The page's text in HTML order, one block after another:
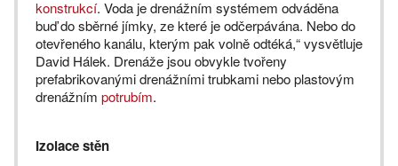
konstrukcí. Voda je drenážním systémem odváděna
buď do sběrné jímky, ze které je odčerpávána. Nebo do
otevřeného kanálu, kterým pak volně odtéká,“ vysvětluje
David Hálek. Drenáže jsou obvykle tvořeny
prefabrikovanými drenážními trubkami nebo plastovým
drenážním potrubím.
Izolace stěn